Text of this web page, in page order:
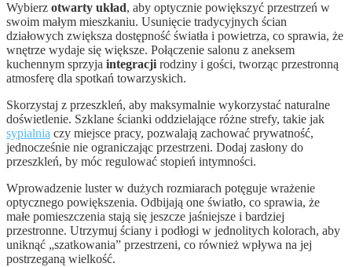
Wybierz otwarty układ, aby optycznie powiększyć przestrzeń w
swoim małym mieszkaniu. Usunięcie tradycyjnych ścian
działowych zwiększa dostępność światła i powietrza, co sprawia, że
wnętrze wydaje się większe. Połączenie salonu z aneksem
kuchennym sprzyja integracji rodziny i gości, tworząc przestronną
atmosferę dla spotkań towarzyskich.
Skorzystaj z przeszkleń, aby maksymalnie wykorzystać naturalne
doświetlenie. Szklane ścianki oddzielające różne strefy, takie jak
sypialnia czy miejsce pracy, pozwalają zachować prywatność,
jednocześnie nie ograniczając przestrzeni. Dodaj zasłony do
przeszkleń, by móc regulować stopień intymności.
Wprowadzenie luster w dużych rozmiarach potęguje wrażenie
optycznego powiększenia. Odbijają one światło, co sprawia, że
małe pomieszczenia stają się jeszcze jaśniejsze i bardziej
przestronne. Utrzymuj ściany i podłogi w jednolitych kolorach, aby
uniknąć „szatkowania” przestrzeni, co również wpływa na jej
postrzeganą wielkość.